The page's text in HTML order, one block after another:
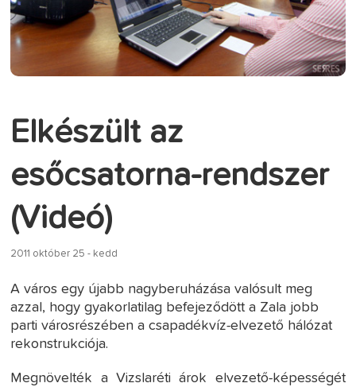
Elkészült az
esőcsatorna-rendszer
(Videó)
2011 október 25 - kedd
A város egy újabb nagyberuházása valósult meg
azzal, hogy gyakorlatilag befejeződött a Zala jobb
parti városrészében a csapadékvíz-elvezető hálózat
rekonstrukciója.
Megnövelték a Vizslaréti árok elvezető-képességét